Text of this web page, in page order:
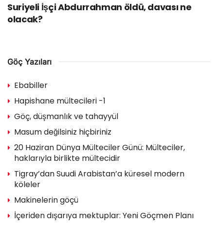
Suriyeli İşçi Abdurrahman öldü, davası ne
olacak?
Göç Yazıları
Ebabiller
Hapishane mültecileri -1
Göç, düşmanlık ve tahayyül
Masum değilsiniz hiçbiriniz
20 Haziran Dünya Mülteciler Günü: Mülteciler,
haklarıyla birlikte mültecidir
Tigray’dan Suudi Arabistan’a küresel modern
köleler
Makinelerin göçü
İçeriden dışarıya mektuplar: Yeni Göçmen Planı